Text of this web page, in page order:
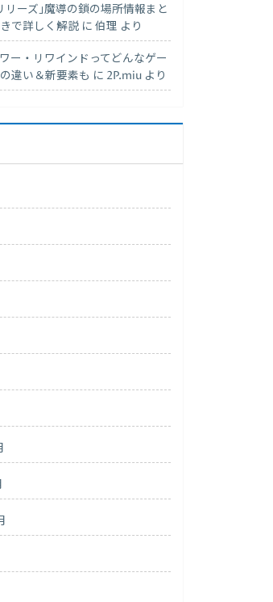
リーズ｣魔導の鎖の場所情報まと
で詳しく解説 に伯理 より
ー・リワインドってどんなゲー
違い＆新要素も に 2P.miu より